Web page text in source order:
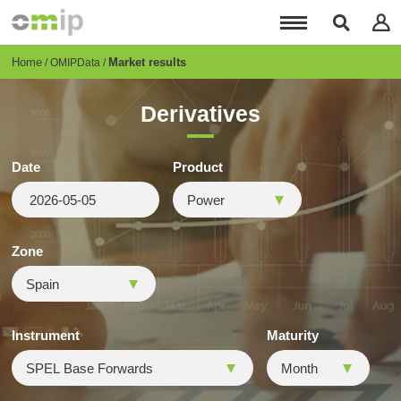
content
Breadcrumb
Home OMIPData Market results
Derivatives
Date Product
Zone
Instrument Maturity